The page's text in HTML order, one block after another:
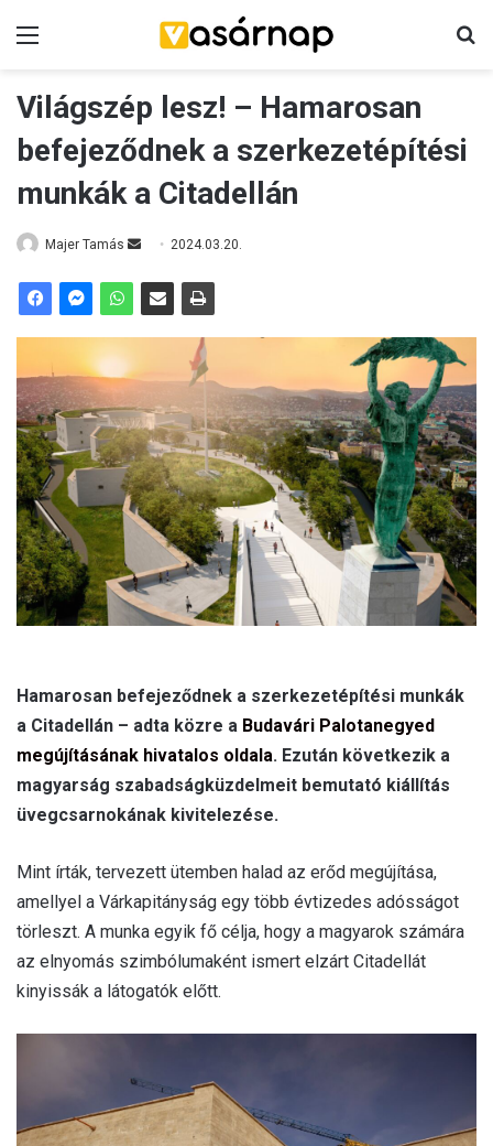
Világszép lesz! – Hamarosan
befejeződnek a szerkezetépítési
munkák a Citadellán
Majer Tamás
m
a
i
l
2024.03.20.
Hamarosan befejeződnek a szerkezetépítési munkák
a Citadellán – adta közre a Budavári Palotanegyed
megújításának hivatalos oldala. Ezután következik a
magyarság szabadságküzdelmeit bemutató kiállítás
üvegcsarnokának kivitelezése.
Mint írták, tervezett ütemben halad az erőd megújítása,
amellyel a Várkapitányság egy több évtizedes adósságot
törleszt. A munka egyik fő célja, hogy a magyarok számára
az elnyomás szimbólumaként ismert elzárt Citadellát
kinyissák a látogatók előtt.